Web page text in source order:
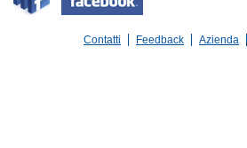
Contatti Feedback Azienda